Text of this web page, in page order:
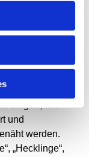
üppig
des
von
war. Viele
blieben dafür
und
werden.
„Hecklinge“,